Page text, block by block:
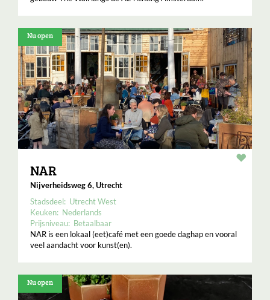
Nu open
NAR
Nijverheidsweg 6, Utrecht
Stadsdeel: Utrecht West
Keuken: Nederlands
Prijsniveau: Betaalbaar
NAR is een lokaal (eet)café met een goede daghap en vooral
veel aandacht voor kunst(en).
Nu open